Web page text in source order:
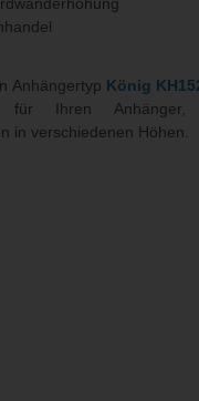
Anhängertyp König
für Ihren
in verschiedenen Höhen.